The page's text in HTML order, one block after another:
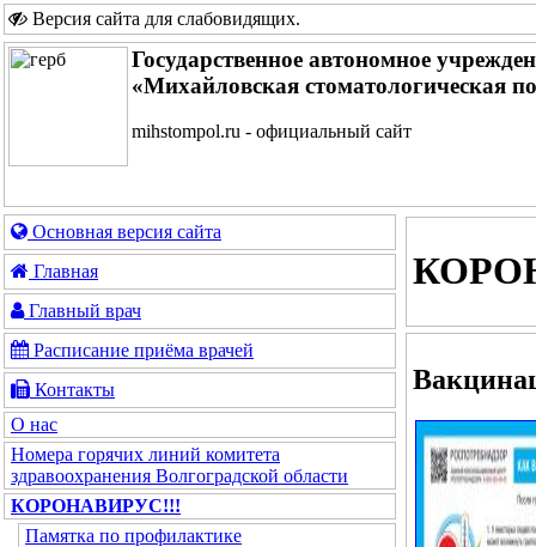
Версия сайта для слабовидящих.
Государственное автономное
«Михайловская стоматологическая
mihstompol.ru - официальный сайт
Основная версия сайта
Главная
Главный врач
Расписание приёма врачей
Контакты
О нас
Номера горячих линий комитета
здравоохранения Волгоградской области
КОРОНАВИРУС!!!
Памятка по профилактике